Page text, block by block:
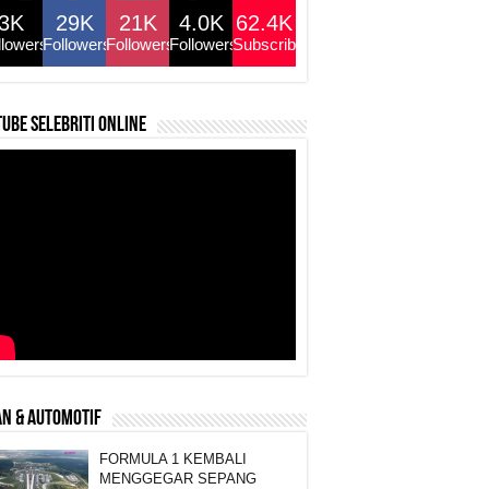
29K
Followers
21K
Followers
4.0K
Followers
62.4K
Subscribers
selebriti online
& AUTOMOTIF
FORMULA 1 KEMBALI
MENGGEGAR SEPANG